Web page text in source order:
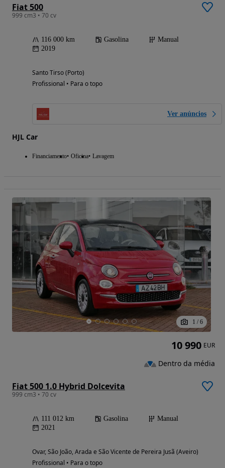
Fiat 500
999 cm3 • 70 cv
116 000 km Gasolina
Manual
2019
Santo Tirso (Porto)
Profissional • Para o topo
Ver anúncios
HJL Car
Financiamento Oficina Lavagem
1 / 6
Fiat 500 1.0 Hybrid Dolcevita
999 cm3 • 70 cv
111 012 km Gasolina
Manual
2021
Ovar, São João, Arada e São Vicente de Pereira Jusã (Aveiro)
Profissional • Para o topo
10 990 EUR
Dentro da média